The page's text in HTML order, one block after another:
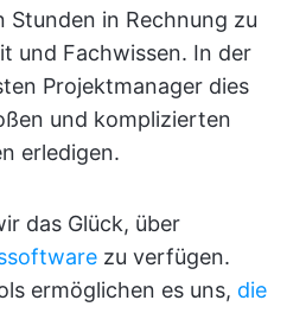
Stunden in Rechnung zu
und Fachwissen. In der
Projektmanager dies
und komplizierten
erledigen.
das Glück, über
zu verfügen.
ermöglichen es uns, die